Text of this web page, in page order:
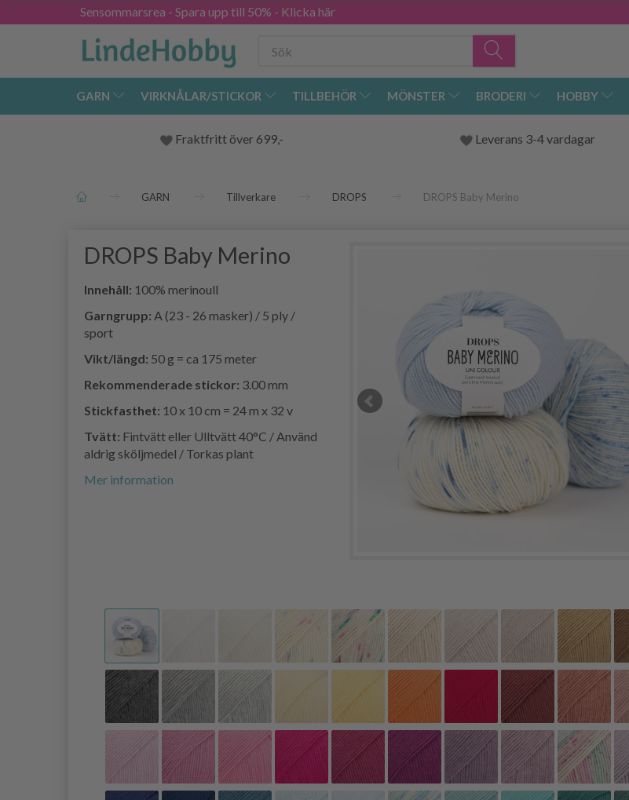
Sensommarsrea - Spara upp till 50% - Klicka här
GARN VIRKNÅLAR/STICKOR TILLBEHÖR MÖNSTER BRODERI HOBBY
Fraktfritt över 699,- Leverans 3-4 vardagar
GARN Tillverkare DROPS DROPS Baby Merino
DROPS Baby Merino
Innehåll: 100% merinoull
Garngrupp: A (23 - 26 masker) / 5 ply /
sport
Vikt/längd: 50 g = ca 175 meter
Rekommenderade stickor: 3.00 mm
Stickfasthet: 10 x 10 cm = 24 m x 32 v
Tvätt: Fintvätt eller Ulltvätt 40°C / Använd
aldrig sköljmedel / Torkas plant
Mer information